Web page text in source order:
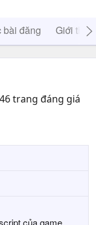
bài đăng Giới thiệu
trang đáng giá